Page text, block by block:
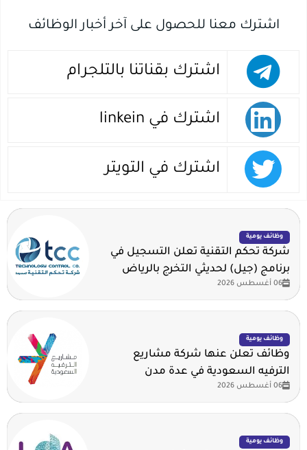
اشترك معنا للحصول على آخر أخبار الوظائف
اشترك بقناتنا بالتلجرام
اشترك في linkein
اشترك في التويتر
وظائف يومية
شركة تحكم التقنية تعلن التسجيل في
برنامج (جيل) لحديثي التخرج بالرياض
06 أغسطس 2026
وظائف يومية
وظائف تعلن عنها شركة مشاريع
الترفيه السعودية في عدة مدن
06 أغسطس 2026
وظائف يومية